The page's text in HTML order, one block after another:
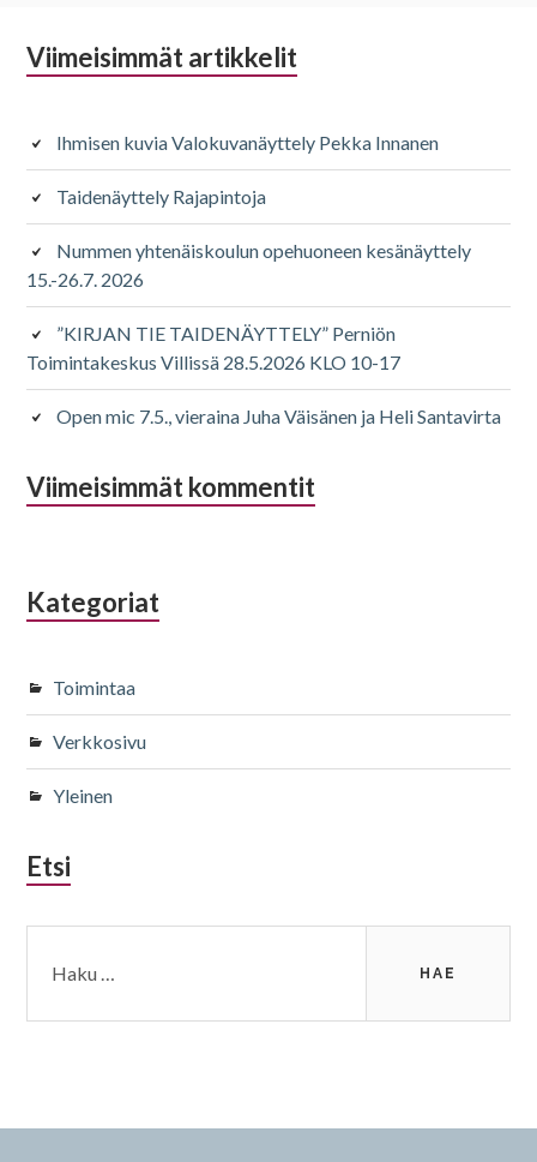
Alapalkin
Viimeisimmät artikkelit
Ihmisen kuvia Valokuvanäyttely Pekka Innanen
Taidenäyttely Rajapintoja
Nummen yhtenäiskoulun opehuoneen kesänäyttely
15.-26.7. 2026
”KIRJAN TIE TAIDENÄYTTELY” Perniön
Toimintakeskus Villissä 28.5.2026 KLO 10-17
Open mic 7.5., vieraina Juha Väisänen ja Heli Santavirta
Viimeisimmät kommentit
Kategoriat
Toimintaa
Verkkosivu
Yleinen
Etsi